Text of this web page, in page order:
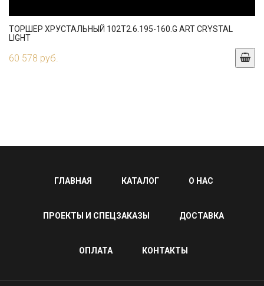
ТОРШЕР ХРУСТАЛЬНЫЙ 102T2.6.195-160.G ART CRYSTAL
LIGHT
60 578 руб.
ГЛАВНАЯ КАТАЛОГ О НАС
ПРОЕКТЫ И СПЕЦЗАКАЗЫ ДОСТАВКА
ОПЛАТА КОНТАКТЫ